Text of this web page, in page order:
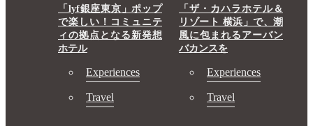
「lyf銀座東京」ポップ
で楽しい！コミュニテ
ィの拠点となる新発想
ホテル
Experiences
Travel
「ザ・カハラホテル＆
リゾート 横浜」で、潮
風に包まれるアーバン
バカンスを
Experiences
Travel